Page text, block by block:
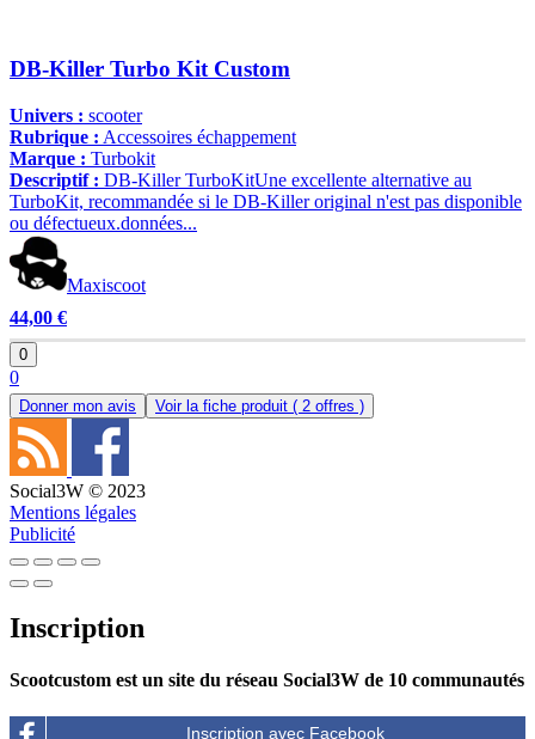
DB-Killer Turbo Kit Custom
Univers : scooter
Rubrique : Accessoires échappement
Marque : Turbokit
Descriptif : DB-Killer TurboKitUne excellente alternative au
TurboKit, recommandée si le DB-Killer original n'est pas disponible
ou défectueux.données...
Maxiscoot
44,00 €
0
0
Donner mon avis Voir la fiche produit ( 2 offres )
Social3W © 2023
Mentions légales
Publicité
Inscription
Scootcustom est un site du réseau Social3W de 10 communautés